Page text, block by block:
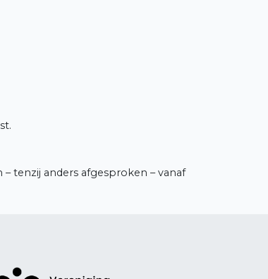
tenzij anders afgesproken – vanaf